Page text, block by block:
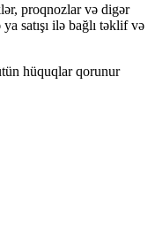
proqnozlar və digər
satışı ilə bağlı təklif və
hüquqlar qorunur